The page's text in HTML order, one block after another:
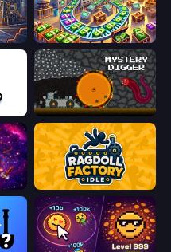
Money Factory: Tycoon Idle Game
Mystery Digger
Ragdoll Factory Idle